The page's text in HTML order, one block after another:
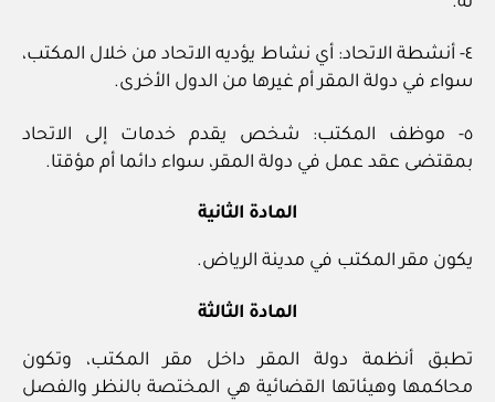
٤- أنشطة الاتحاد: أي نشاط يؤديه الاتحاد من خلال المكتب،
سواء في دولة المقر أم غيرها من الدول الأخرى.
٥- موظف المكتب: شخص يقدم خدمات إلى الاتحاد
بمقتضى عقد عمل في دولة المقر، سواء دائما أم مؤقتا.
المادة الثانية
يكون مقر المكتب في مدينة الرياض.
المادة الثالثة
تطبق أنظمة دولة المقر داخل مقر المكتب، وتكون
محاكمها وهيئاتها القضائية هي المختصة بالنظر والفصل